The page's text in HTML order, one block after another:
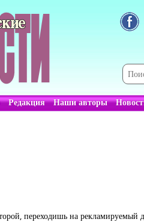
Редакция Наши авторы
переходишь на рекламируемый